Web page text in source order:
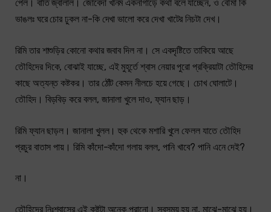
পেল। বাতি জ্বালাল। জোবেদা খানম একনাগাড়ে কথা বলে যাচ্ছেন, ও বৌমা কি
ভাঙলঃ ঘরে চোর ঢুকল না-কি দেখা ভালো করে দেখা খাটের নিচটা দেখ।
রিমি তার শাশুড়ির কোনো কথার জবাব দিল না। সে একদৃষ্টিতে তাকিয়ে আছে
তৌহিদের দিকে, বোঝাই যাচ্ছে, এই মুহূর্তে শ্বাস নেয়ার পুরো প্রক্রিয়াটা তৌহিদের
কাছে অত্যন্ত কষ্টকর। তার ঠোঁট কেমন নীলচে হয়ে গেছে। চোখ ঘোলাটে।
তৌহিদ। বিড়বিড় করে বলল, জানালা খুলে দাও, ফ্যান ছাড়।
রিমি ফ্যান ছাড়ল। জানালা খুলল। হুক থেকে মশারি খুলে ফেলল যাতে তৌহিদ
প্রচুর বাতাস পায়। রিমি কাঁদো-কাঁদো গলায় বলল, পানি খাবে? পানি এনে দেই?
না।
তৌহিদের নিঃশ্বাসের এই কষ্টটা অনেক পুরানো। সবসময় হয় না, মাঝে-মাঝে হয়।